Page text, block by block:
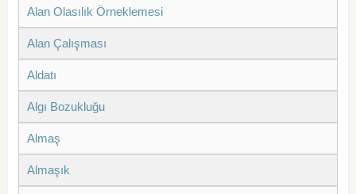
Alan Olasılık Örneklemesi
Alan Çalışması
Aldatı
Algı Bozukluğu
Almaş
Almaşık